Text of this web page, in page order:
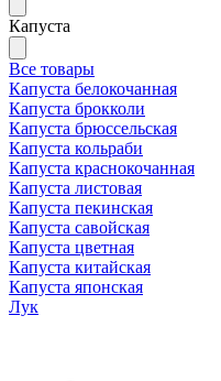
Капуста
Все товары
Капуста белокочанная
Капуста брокколи
Капуста брюссельская
Капуста кольраби
Капуста краснокочанная
Капуста листовая
Капуста пекинская
Капуста савойская
Капуста цветная
Капуста китайская
Капуста японская
Лук